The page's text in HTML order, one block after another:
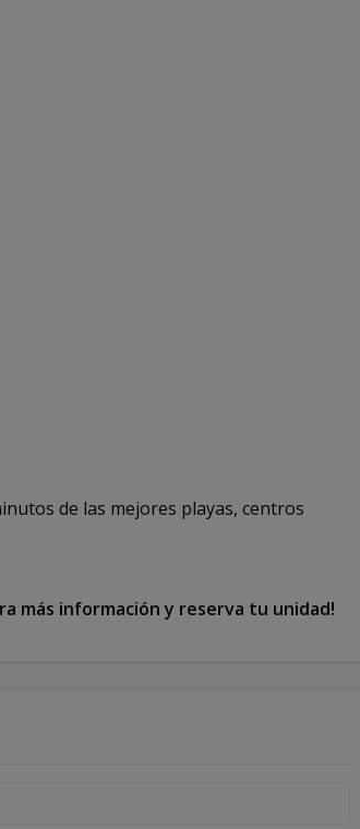
de las mejores playas, centros
más información y reserva tu unidad!